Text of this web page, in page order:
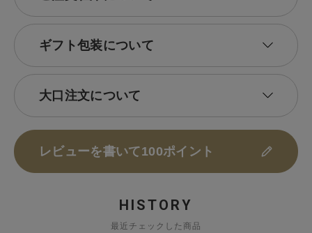
ギフト包装について
大口注文について
レビューを書いて100ポイント
HISTORY
最近チェックした商品